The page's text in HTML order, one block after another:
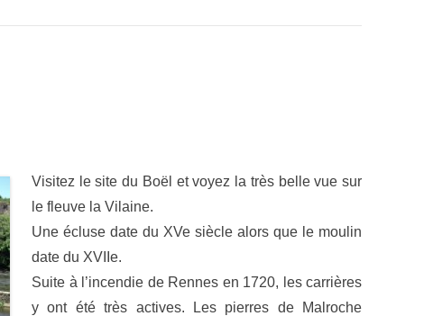
Visitez le site du Boël et voyez la très belle vue sur
le fleuve la Vilaine.
Une écluse date du XVe siècle alors que le moulin
date du XVIIe.
Suite à l’incendie de Rennes en 1720, les carrières
y ont été très actives. Les pierres de Malroche